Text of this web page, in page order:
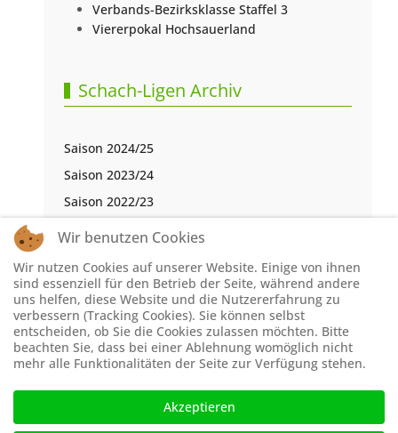
Verbands-Bezirksklasse Staffel 3
Viererpokal Hochsauerland
Schach-Ligen Archiv
Saison 2024/25
Saison 2023/24
Saison 2022/23
Saison 2021/22
Saison 2019/20
Saison 2018/19
Saison 2017/18
Saison 2016/17
Wir benutzen Cookies
Wir nutzen Cookies auf unserer Website. Einige von ihnen
sind essenziell für den Betrieb der Seite, während andere
uns helfen, diese Website und die Nutzererfahrung zu
verbessern (Tracking Cookies). Sie können selbst
entscheiden, ob Sie die Cookies zulassen möchten. Bitte
beachten Sie, dass bei einer Ablehnung womöglich nicht
mehr alle Funktionalitäten der Seite zur Verfügung stehen.
Akzeptieren